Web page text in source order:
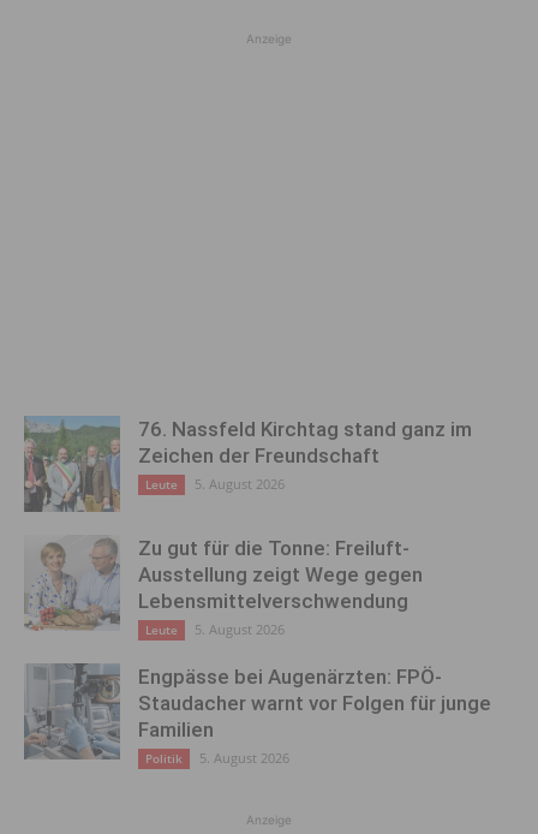
Anzeige
76. Nassfeld Kirchtag stand ganz im
Zeichen der Freundschaft
Leute 5. August 2026
Zu gut für die Tonne: Freiluft-
Ausstellung zeigt Wege gegen
Lebensmittelverschwendung
Leute 5. August 2026
Engpässe bei Augenärzten: FPÖ-
Staudacher warnt vor Folgen für junge
Familien
Politik 5. August 2026
Anzeige